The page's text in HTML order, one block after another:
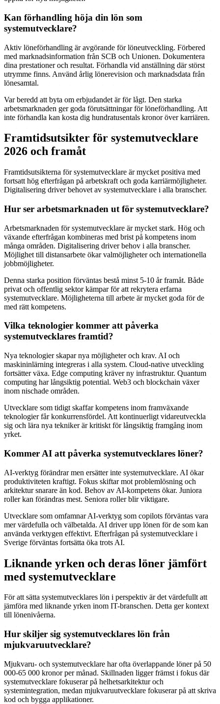
Kan förhandling höja din lön som
systemutvecklare?
Aktiv löneförhandling är avgörande för löneutveckling. Förbered
med marknadsinformation från SCB och Unionen. Dokumentera
dina prestationer och resultat. Förhandla vid anställning där störst
utrymme finns. Använd årlig lönerevision och marknadsdata från
lönesamtal.
Var beredd att byta om erbjudandet är för lågt. Den starka
arbetsmarknaden ger goda förutsättningar för löneförhandling. Att
inte förhandla kan kosta dig hundratusentals kronor över karriären.
Framtidsutsikter för systemutvecklare
2026 och framåt
Framtidsutsikterna för systemutvecklare är mycket positiva med
fortsatt hög efterfrågan på arbetskraft och goda karriärmöjligheter.
Digitalisering driver behovet av systemutvecklare i alla branscher.
Hur ser arbetsmarknaden ut för systemutvecklare?
Arbetsmarknaden för systemutvecklare är mycket stark. Hög och
växande efterfrågan kombineras med brist på kompetens inom
många områden. Digitalisering driver behov i alla branscher.
Möjlighet till distansarbete ökar valmöjligheter och internationella
jobbmöjligheter.
Denna starka position förväntas bestå minst 5-10 år framåt. Både
privat och offentlig sektor kämpar för att rekrytera erfarna
systemutvecklare. Möjligheterna till arbete är mycket goda för de
med rätt kompetens.
Vilka teknologier kommer att påverka
systemutvecklares framtid?
Nya teknologier skapar nya möjligheter och krav. AI och
maskininlärning integreras i alla system. Cloud-native utveckling
fortsätter växa. Edge computing kräver ny infrastruktur. Quantum
computing har långsiktig potential. Web3 och blockchain växer
inom nischade områden.
Utvecklare som tidigt skaffar kompetens inom framväxande
teknologier får konkurrensfördel. Att kontinuerligt vidareutveckla
sig och lära nya tekniker är kritiskt för långsiktig framgång inom
yrket.
Kommer AI att påverka systemutvecklares löner?
AI-verktyg förändrar men ersätter inte systemutvecklare. AI ökar
produktiviteten kraftigt. Fokus skiftar mot problemlösning och
arkitektur snarare än kod. Behov av AI-kompetens ökar. Juniora
roller kan förändras mest. Seniora roller blir viktigare.
Utvecklare som omfamnar AI-verktyg som copilots förväntas vara
mer värdefulla och välbetalda. AI driver upp lönen för de som kan
använda verktygen effektivt. Efterfrågan på systemutvecklare i
Sverige förväntas fortsätta öka trots AI.
Liknande yrken och deras löner jämfört
med systemutvecklare
För att sätta systemutvecklares lön i perspektiv är det värdefullt att
jämföra med liknande yrken inom IT-branschen. Detta ger kontext
till lönenivåerna.
Hur skiljer sig systemutvecklares lön från
mjukvaruutvecklare?
Mjukvaru- och systemutvecklare har ofta överlappande löner på 50
000-65 000 kronor per månad. Skillnaden ligger främst i fokus där
systemutvecklare fokuserar på helhetsarkitektur och
systemintegration, medan mjukvaruutvecklare fokuserar på att skriva
kod och bygga applikationer.